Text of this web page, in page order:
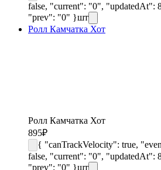
false, "current": "0", "updatedAt":
"prev": "0" }шт
Ролл Камчатка Хот
Ролл Камчатка Хот
895₽
{ "canTrackVelocity": true,
false, "current": "0", "updatedAt":
"prev": "0" }шт